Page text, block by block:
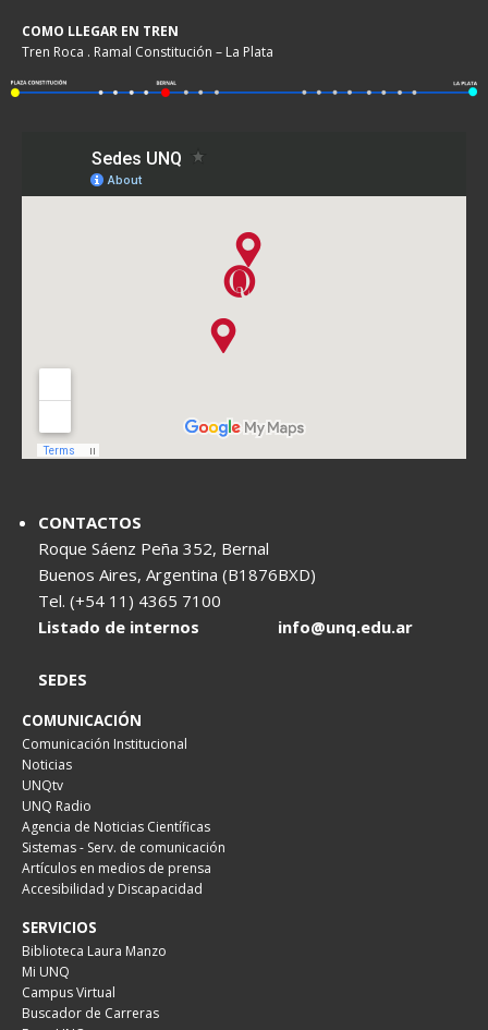
COMO LLEGAR EN TREN
Tren Roca . Ramal Constitución – La Plata
CONTACTOS
Roque Sáenz Peña 352, Bernal
Buenos Aires, Argentina (B1876BXD)
Tel. (+54 11) 4365 7100
Listado de internos
info@unq.edu.ar
SEDES
COMUNICACIÓN
Comunicación Institucional
Noticias
UNQtv
UNQ Radio
Agencia de Noticias Científicas
Sistemas - Serv. de comunicación
Artículos en medios de prensa
Accesibilidad y Discapacidad
SERVICIOS
Biblioteca Laura Manzo
Mi UNQ
Campus Virtual
Buscador de Carreras